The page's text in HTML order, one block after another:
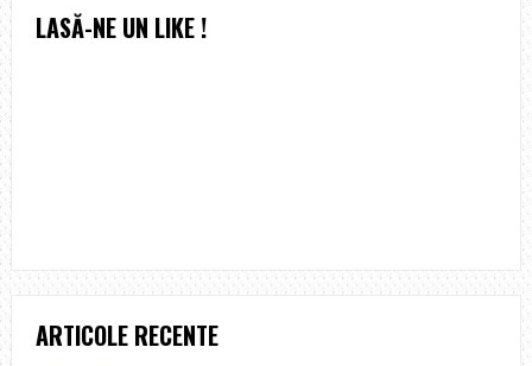
LASĂ-NE UN LIKE !
ARTICOLE RECENTE